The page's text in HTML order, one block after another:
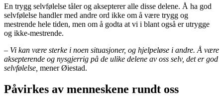
En trygg selvfølelse tåler og aksepterer alle disse delene. Å ha god
selvfølelse handler med andre ord ikke om å være trygg og
mestrende hele tiden, men om å godta at vi i blant også er utrygge
og ikke-mestrende.
– Vi kan være sterke i noen situasjoner, og hjelpeløse i andre. Å være
aksepterende og nysgjerrig på de ulike delene av oss selv, det er god
selvfølelse, mener Øiestad.
Påvirkes av menneskene rundt oss